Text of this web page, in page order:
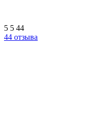
5 5 44
44 отзыва